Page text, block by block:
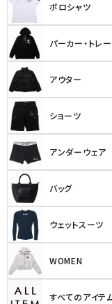
ポロシャツ
パーカー・トレ
アウター
ショーツ
アンダーウェア
バッグ
ウェットスーツ
WOMEN
すべてのアイテ